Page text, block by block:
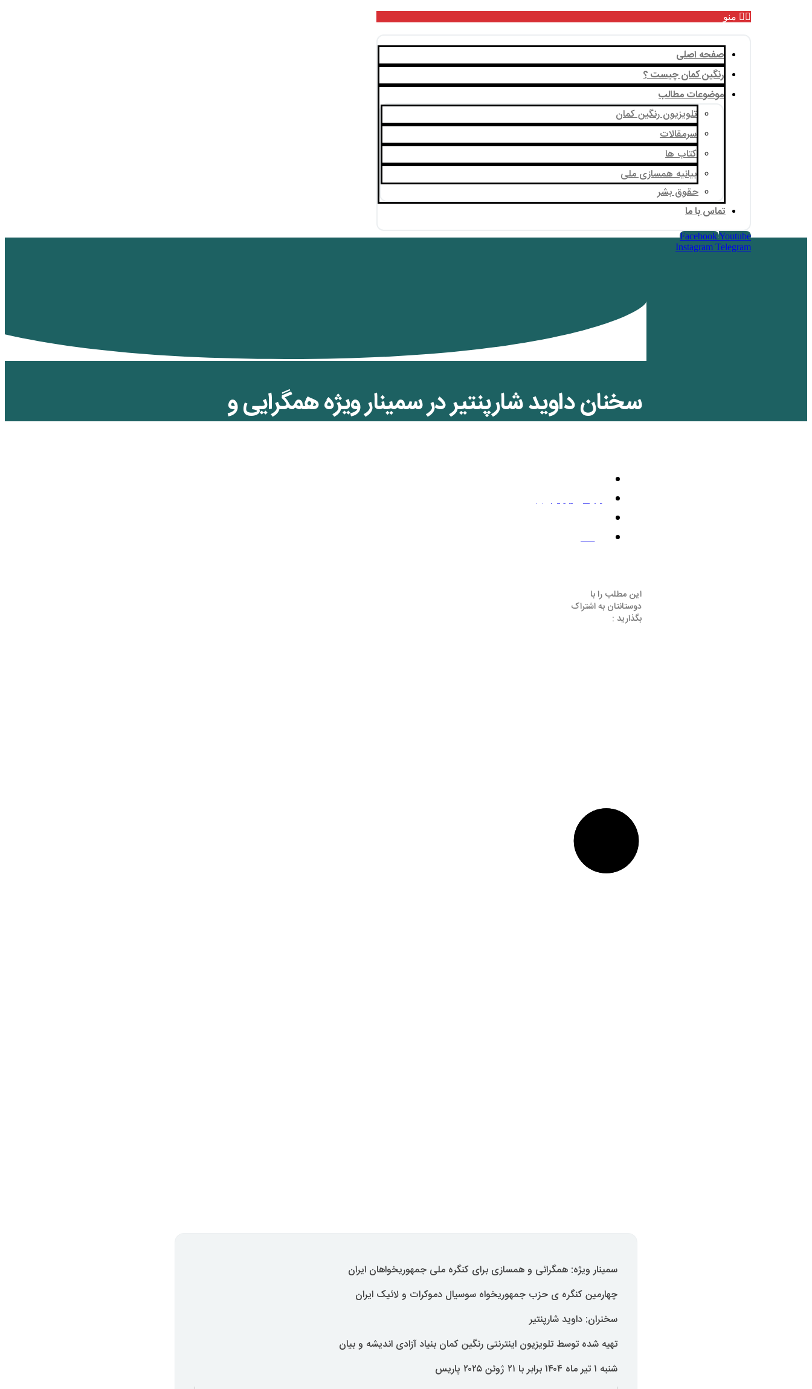
منو
صفحه اصلی
رنگین کمان چیست ؟
موضوعات مطالب
تلویزیون رنگین کمان
سرمقالات
کتاب ها
بیانیه همسازی ملی
حقوق بشر
تماس با ما
FacebookYoutube
Instagram Telegram
سخنان داوید شارپنتیر در سمینار ویژه همگرایی و
جولای 1, 2025
2 نظر
این مطلب را با
دوستانتان به اشتراک
بگذارید :
سمینار ویژه: ھمگرائی و ھمسازی برای کنگره ملی جمھوریخواھان ایران
چھارمین کنگره ی حزب جمھوریخواه سوسیال دموکرات و لائیک ایران
سخنران: داوید شارپنتیر
تهیه شده توسط تلویزیون اینترنتی رنگین کمان بنیاد آزادی اندیشه و بیان
شنبه ۱ تیر ماه ۱۴۰۴ برابر با ۲۱ ژوئن ۲۰۲۵ پاریس